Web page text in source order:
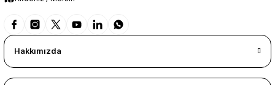
Hakkımızda